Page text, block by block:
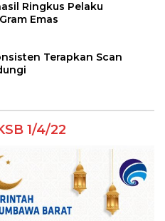
Ringkus Pelaku
Emas
Terapkan Scan
1/4/22